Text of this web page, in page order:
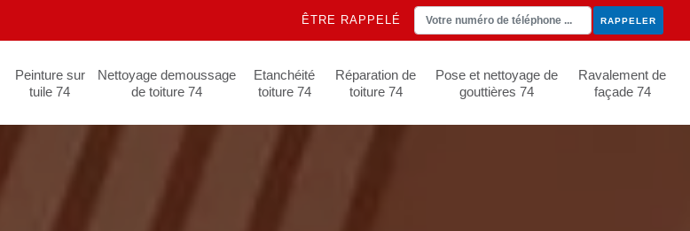
ÊTRE RAPPELÉ
Peinture sur
tuile 74
Nettoyage demoussage
de toiture 74
Etanchéité
toiture 74
Réparation de
toiture 74
Pose et nettoyage de
gouttières 74
Ravalement de
façade 74